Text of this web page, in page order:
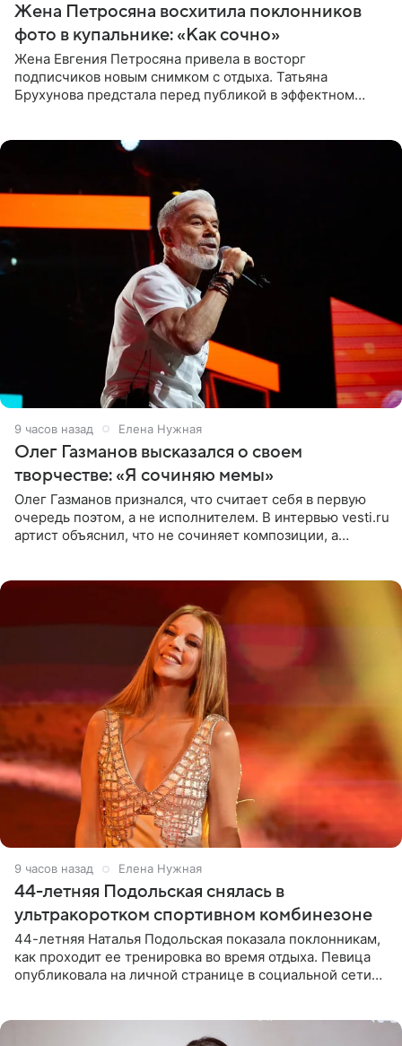
Жена Петросяна восхитила поклонников
фото в купальнике: «Как сочно»
Жена Евгения Петросяна привела в восторг
подписчиков новым снимком с отдыха. Татьяна
Брухунова предстала перед публикой в эффектном
9 часов назад Елена Нужная
Олег Газманов высказался о своем
творчестве: «Я сочиняю мемы»
Олег Газманов признался, что считает себя в первую
очередь поэтом, а не исполнителем. В интервью vesti.ru
артист объяснил, что не сочиняет композиции, а
9 часов назад Елена Нужная
44-летняя Подольская снялась в
ультракоротком спортивном комбинезоне
44-летняя Наталья Подольская показала поклонникам,
как проходит ее тренировка во время отдыха. Певица
опубликовала на личной странице в социальной сети